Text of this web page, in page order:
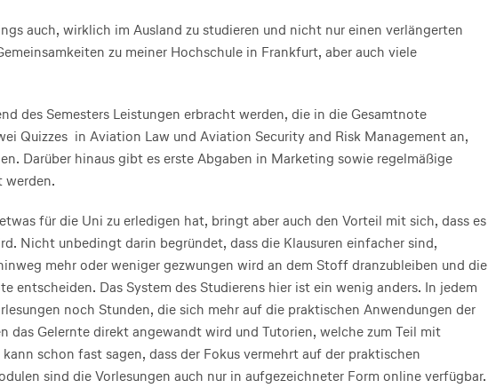
auch, wirklich im Ausland zu studieren und nicht nur einen verlängerten
zu meiner Hochschule in Frankfurt, aber auch viele
des Semesters Leistungen erbracht werden, die in die Gesamtnote
Quizzes in Aviation Law und Aviation Security and Risk Management an,
Darüber hinaus gibt es erste Abgaben in Marketing sowie regelmäßige
werden.
für die Uni zu erledigen hat, bringt aber auch den Vorteil mit sich, dass es
Nicht unbedingt darin begründet, dass die Klausuren einfacher sind,
mehr oder weniger gezwungen wird an dem Stoff dranzubleiben und die
entscheiden. Das System des Studierens hier ist ein wenig anders. In jedem
noch Stunden, die sich mehr auf die praktischen Anwendungen der
das Gelernte direkt angewandt wird und Tutorien, welche zum Teil mit
schon fast sagen, dass der Fokus vermehrt auf der praktischen
sind die Vorlesungen auch nur in aufgezeichneter Form online verfügbar.